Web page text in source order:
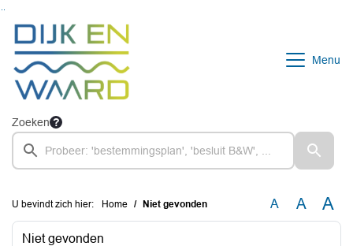
Menu
Zoeken
U bevindt zich hier: Home Niet gevonden A A A
Niet gevonden